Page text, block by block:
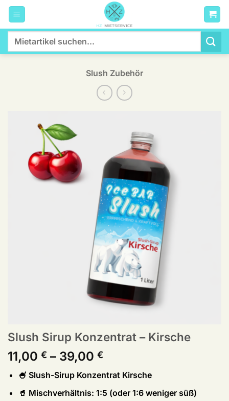
Zum
Inhalt
springen
nach:
Slush Zubehör
Slush Sirup Konzentrat – Kirsche
11,00 € – 39,00 €
11,00 €
bis
39,00 €
🍧 Slush-Sirup Konzentrat Kirsche
🥤 Mischverhältnis: 1:5 (oder 1:6 weniger süß)